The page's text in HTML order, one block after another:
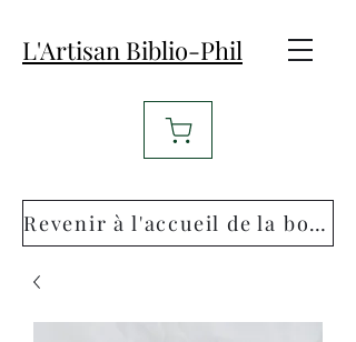
L'Artisan Biblio-Phil
Revenir à l'accueil de la boutique